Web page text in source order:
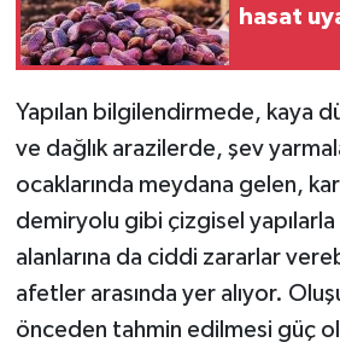
hasat
Yapılan bilgilendirmede, kaya
ve dağlık arazilerde, şev
ocaklarında meydana gelen,
demiryolu gibi çizgisel
alanlarına da ciddi zararlar
afetler arasında yer alıyor.
önceden tahmin edilmesi güç